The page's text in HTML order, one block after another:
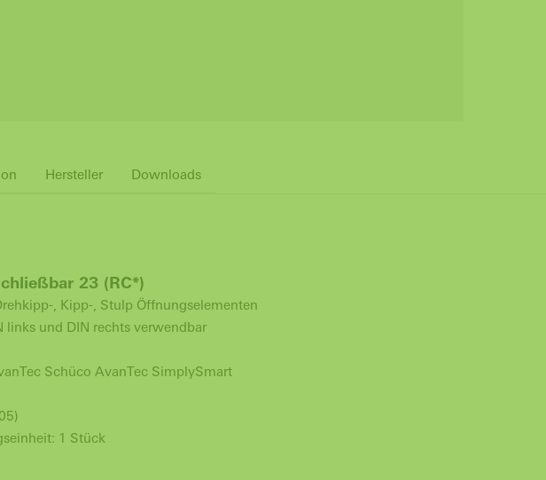
Hersteller Downloads
23 (RC*)
, Kipp-, Stulp Öffnungselementen
links und DIN rechts verwendbar
Schüco AvanTec SimplySmart
1 Stück